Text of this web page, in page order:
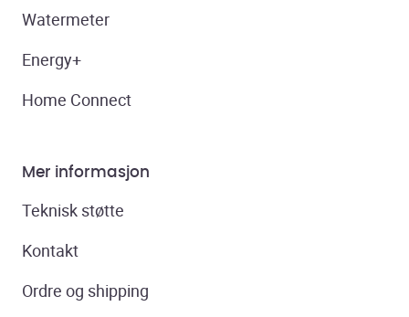
Watermeter
Energy+
Home Connect
Mer informasjon
Teknisk støtte
Kontakt
Ordre og shipping